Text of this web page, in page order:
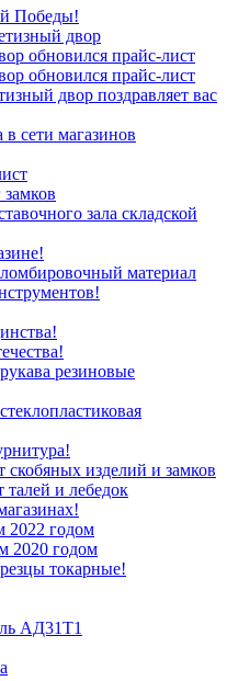
Победы!
двор
обновился прайс-лист
обновился прайс-лист
двор поздравляет вас
в сети магазинов
зала складской
материал
резиновые
скобяных изделий и замков
и лебедок
2022 годом
2020 годом
токарные!
АД31Т1